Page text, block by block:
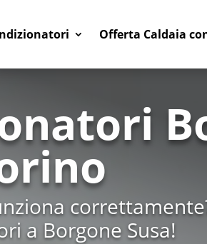
Offerta Caldaia
a Borgone Susa!